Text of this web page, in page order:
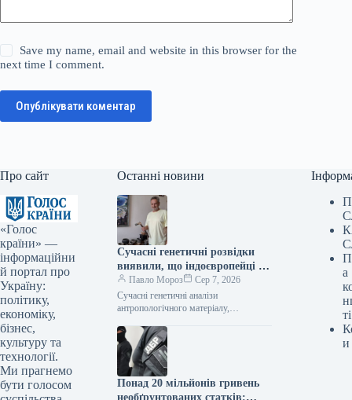
Save my name, email and website in this browser for the
next time I comment.
Опублікувати коментар
Про сайт
«Голос
країни» —
інформаційни
й портал про
Україну:
політику,
економіку,
бізнес,
культуру та
технології.
Ми прагнемо
бути голосом
Останні новини
Сучасні генетичні розвідки
виявили, що індоєвропейці є
пращурами українців –
фахівець
Павло Мороз
Сер 7, 2026
Сучасні генетичні аналізи
антропологічного матеріалу,
поселення «Дикий Сад» у Миколаєві,
підтвердили, що пращурами українців
були індоєвропейці.…
Понад 20 мільйонів гривень
необґрунтованих статків:
а
ті
и